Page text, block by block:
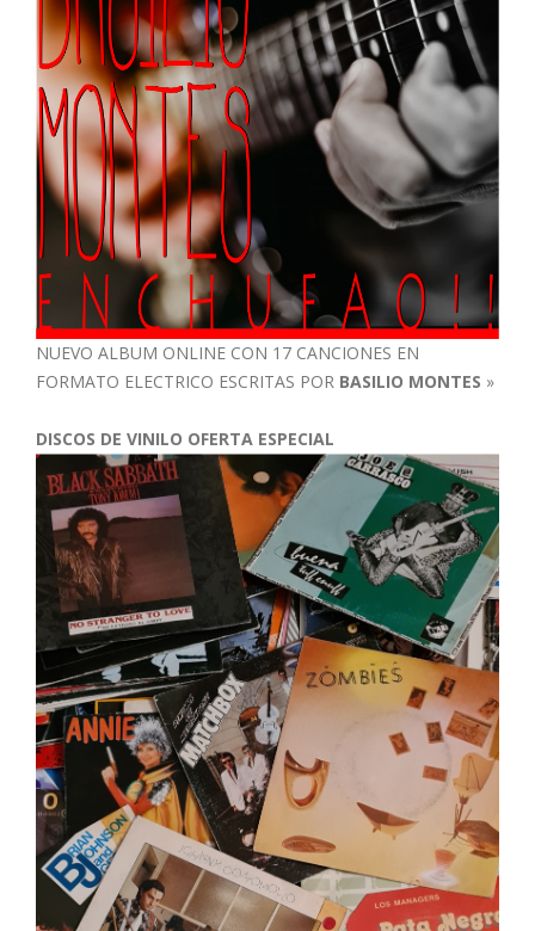
NUEVO ALBUM ONLINE CON 17 CANCIONES EN
FORMATO ELECTRICO ESCRITAS POR BASILIO MONTES »
DISCOS DE VINILO OFERTA ESPECIAL